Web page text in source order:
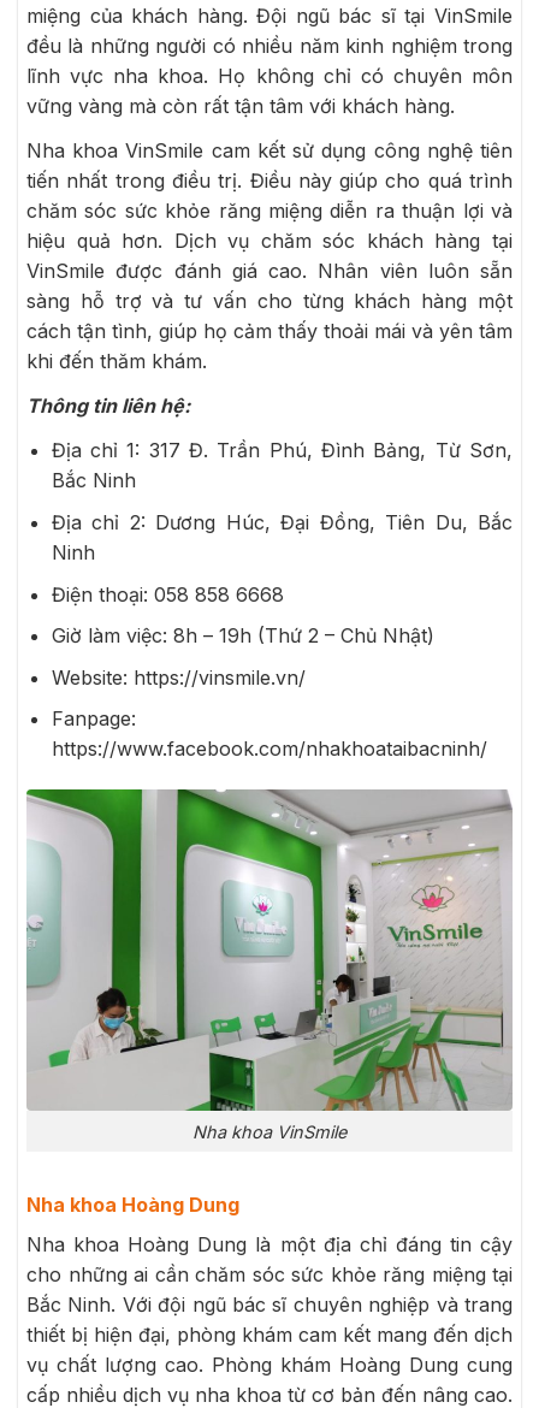
miệng của khách hàng. Đội ngũ bác sĩ tại VinSmile
đều là những người có nhiều năm kinh nghiệm trong
lĩnh vực nha khoa. Họ không chỉ có chuyên môn
vững vàng mà còn rất tận tâm với khách hàng.
Nha khoa VinSmile cam kết sử dụng công nghệ tiên
tiến nhất trong điều trị. Điều này giúp cho quá trình
chăm sóc sức khỏe răng miệng diễn ra thuận lợi và
hiệu quả hơn. Dịch vụ chăm sóc khách hàng tại
VinSmile được đánh giá cao. Nhân viên luôn sẵn
sàng hỗ trợ và tư vấn cho từng khách hàng một
cách tận tình, giúp họ cảm thấy thoải mái và yên tâm
khi đến thăm khám.
Thông tin liên hệ:
Địa chỉ 1: 317 Đ. Trần Phú, Đình Bảng, Từ Sơn,
Bắc Ninh
Địa chỉ 2: Dương Húc, Đại Đồng, Tiên Du, Bắc
Ninh
Điện thoại: 058 858 6668
Giờ làm việc: 8h – 19h (Thứ 2 – Chủ Nhật)
Website: https://vinsmile.vn/
Fanpage:
https://www.facebook.com/nhakhoataibacninh/
Nha khoa VinSmile
Nha khoa Hoàng Dung
Nha khoa Hoàng Dung là một địa chỉ đáng tin cậy
cho những ai cần chăm sóc sức khỏe răng miệng tại
Bắc Ninh. Với đội ngũ bác sĩ chuyên nghiệp và trang
thiết bị hiện đại, phòng khám cam kết mang đến dịch
vụ chất lượng cao. Phòng khám Hoàng Dung cung
cấp nhiều dịch vụ nha khoa từ cơ bản đến nâng cao.